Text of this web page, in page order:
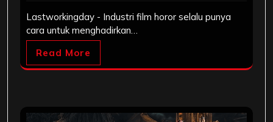
Lastworkingday - Industri film horor selalu punya
cara untuk menghadirkan…
Read More